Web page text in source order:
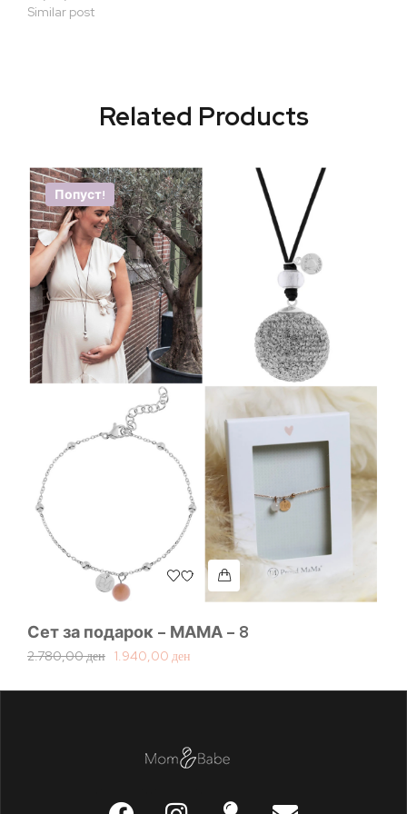
Similar post
Related Products
Попуст!
Сет за подарок – МАМА – 8
2.780,00ден 1.940,00 ден